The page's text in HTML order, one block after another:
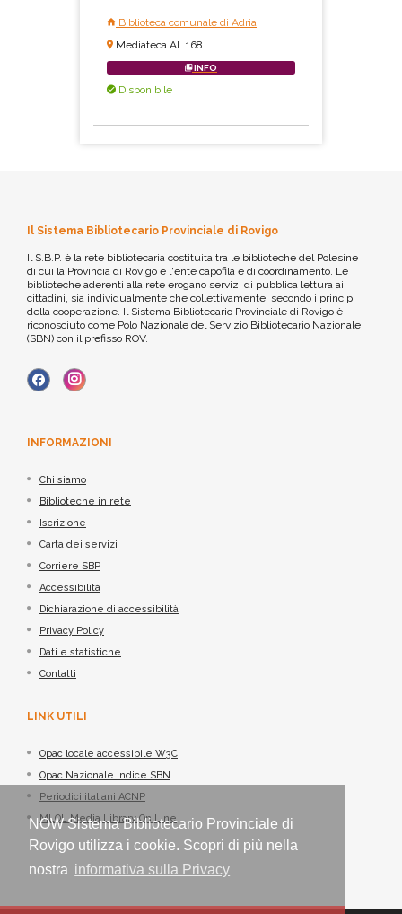
NOW Sistema Bibliotecario Provinciale di
Rovigo utilizza i cookie. Scopri di più nella
nostra informativa sulla Privacy
Biblioteca comunale di Adria
Mediateca AL 168
INFO
Disponibile
Il Sistema Bibliotecario Provinciale di Rovigo
Il S.B.P. è la rete bibliotecaria costituita tra le biblioteche del Polesine
di cui la Provincia di Rovigo è l'ente capofila e di coordinamento. Le
biblioteche aderenti alla rete erogano servizi di pubblica lettura ai
cittadini, sia individualmente che collettivamente, secondo i principi
della cooperazione. Il Sistema Bibliotecario Provinciale di Rovigo è
riconosciuto come Polo Nazionale del Servizio Bibliotecario Nazionale
(SBN) con il prefisso ROV.
INFORMAZIONI
Chi siamo
Biblioteche in rete
Iscrizione
Carta dei servizi
Corriere SBP
Accessibilità
Dichiarazione di accessibilità
Privacy Policy
Dati e statistiche
Contatti
LINK UTILI
Opac locale accessibile W3C
Opac Nazionale Indice SBN
Periodici italiani ACNP
MLOL Media Library On Line